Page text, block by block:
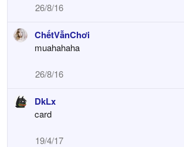
n
26/8/16
ChếtVẫnChơi
muahahaha
26/8/16
DkLx
card
19/4/17